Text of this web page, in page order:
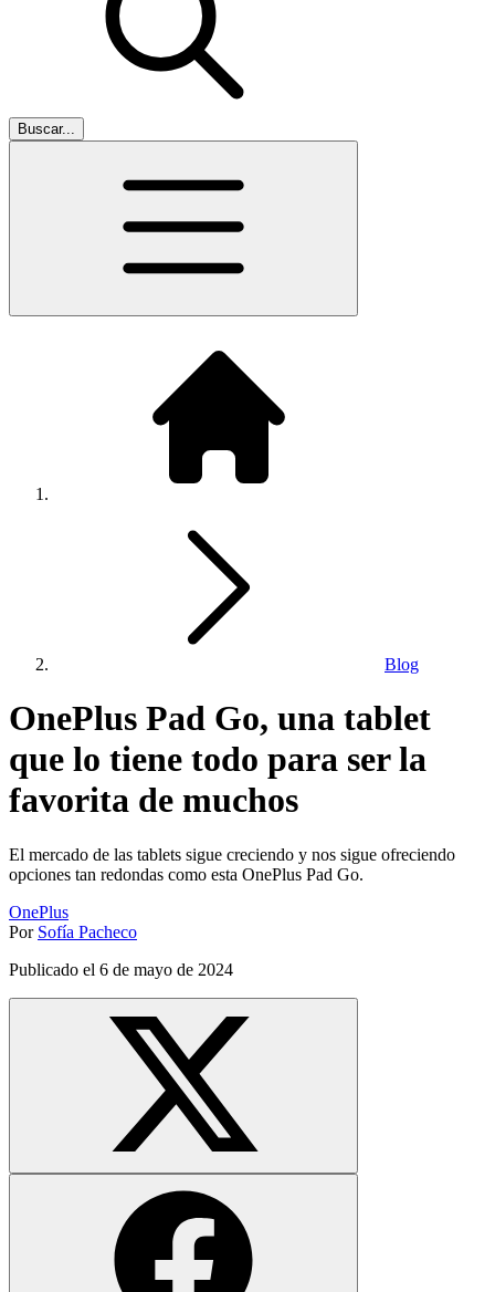
Buscar...
Blog
OnePlus Pad Go, una tablet
que lo tiene todo para ser la
favorita de muchos
El mercado de las tablets sigue creciendo y nos sigue ofreciendo
opciones tan redondas como esta OnePlus Pad Go.
OnePlus
Por Sofía Pacheco
Publicado el 6 de mayo de 2024